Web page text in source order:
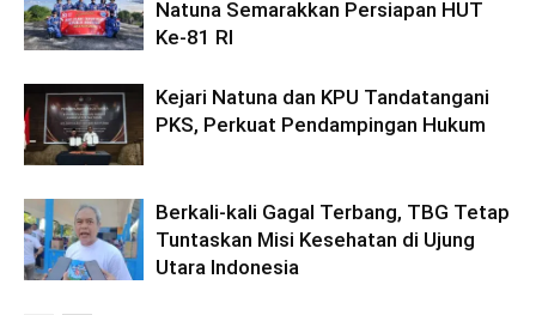
Natuna Semarakkan Persiapan HUT
Ke-81 RI
Kejari Natuna dan KPU Tandatangani
PKS, Perkuat Pendampingan Hukum
Berkali-kali Gagal Terbang, TBG Tetap
Tuntaskan Misi Kesehatan di Ujung
Utara Indonesia